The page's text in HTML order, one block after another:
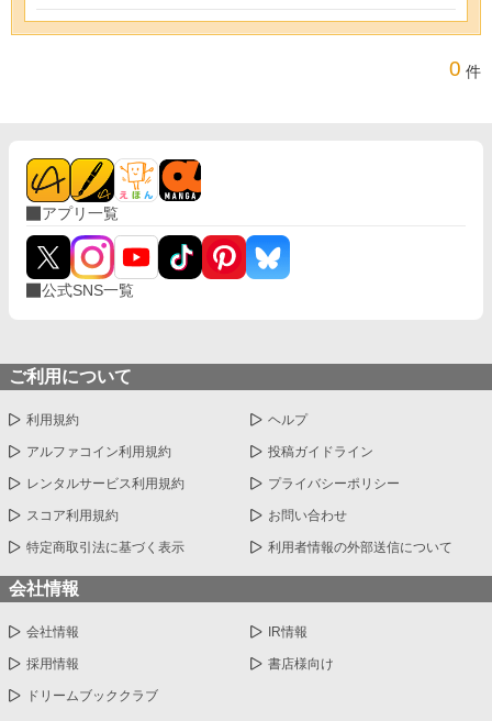
0 件
アプリ一覧
公式SNS一覧
ご利用について
利用規約 ヘルプ
アルファコイン利用規約 投稿ガイドライン
レンタルサービス利用規約 プライバシーポリシー
スコア利用規約 お問い合わせ
特定商取引法に基づく表示 利用者情報の外部送信について
会社情報
会社情報 IR情報
採用情報 書店様向け
ドリームブッククラブ